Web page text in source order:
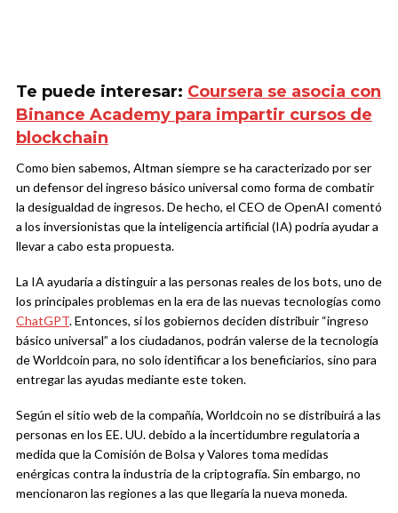
Te puede interesar: Coursera se asocia con
Binance Academy para impartir cursos de
blockchain
Como bien sabemos, Altman siempre se ha caracterizado por ser
un defensor del ingreso básico universal como forma de combatir
la desigualdad de ingresos. De hecho, el CEO de OpenAI comentó
a los inversionistas que la inteligencia artificial (IA) podría ayudar a
llevar a cabo esta propuesta.
La IA ayudaría a distinguir a las personas reales de los bots, uno de
los principales problemas en la era de las nuevas tecnologías como
ChatGPT. Entonces, si los gobiernos deciden distribuir “ingreso
básico universal” a los ciudadanos, podrán valerse de la tecnología
de Worldcoin para, no solo identificar a los beneficiarios, sino para
entregar las ayudas mediante este token.
Según el sitio web de la compañía, Worldcoin no se distribuirá a las
personas en los EE. UU. debido a la incertidumbre regulatoria a
medida que la Comisión de Bolsa y Valores toma medidas
enérgicas contra la industria de la criptografía. Sin embargo, no
mencionaron las regiones a las que llegaría la nueva moneda.